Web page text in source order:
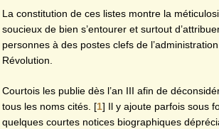
La constitution de ces listes montre la
soucieux de bien s’entourer et surtout
personnes à des postes clefs de
Révolution.
Courtois les publie dès l’an III afin de
tous les noms cités. [1] Il y ajoute parfois sous
quelques courtes notices biographiques